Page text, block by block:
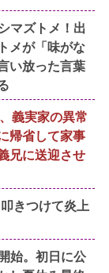
マズトメ！出
メが「味がな
い放った言葉
義実家の異常
帰省して家事
兄に送迎させ
きつけて炎上
始。初日に公